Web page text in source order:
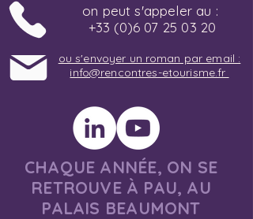
on peut s'appeler au :
+33 (0)6 07 25 03 20
ou s'envoyer un roman par email :
info@rencontres-etourisme.fr
CHAQUE ANNÉE, ON SE
RETROUVE À PAU, AU
PALAIS BEAUMONT